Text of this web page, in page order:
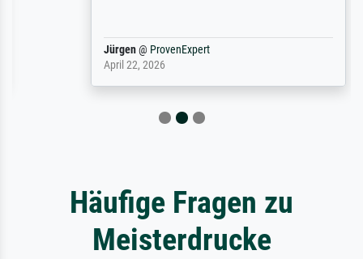
@ProvenExpert
April 22, 2026
Häufige Fragen zu
Meisterdrucke